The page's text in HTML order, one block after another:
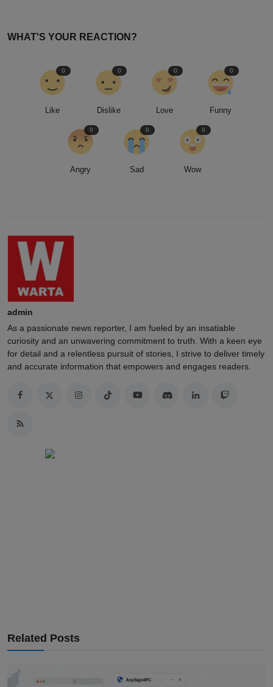
WHAT'S YOUR REACTION?
Like
0
Dislike
0
Love
0
Funny
0
Angry
0
Sad
0
Wow
0
admin
As a passionate news reporter, I am fueled by an insatiable
curiosity and an unwavering commitment to truth. With a keen eye
for detail and a relentless pursuit of stories, I strive to deliver timely
and accurate information that empowers and engages readers.
Related Posts